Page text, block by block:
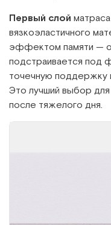
Первый слой
вязкоэластичного
эффектом памяти —
подстраивается под
точечную поддержку
Это лучший выбор
после тяжелого дня.